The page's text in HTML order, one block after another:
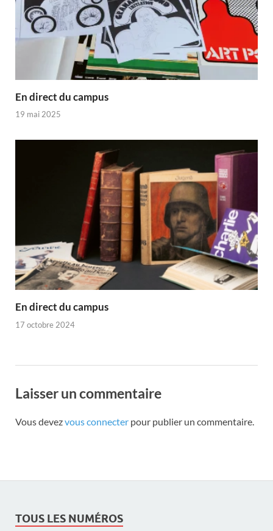
En direct du campus
19 mai 2025
En direct du campus
17 octobre 2024
Laisser un commentaire
Vous devezvous connecter pour publier un commentaire.
TOUS LES NUMÉROS